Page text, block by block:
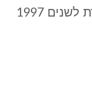
לפיכך, קבע המשיב את הכנסות המערערת לשנים 1997